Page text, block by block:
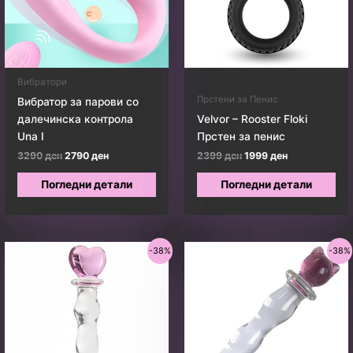
Вибратори
Вибратор за парови со
далечинска контрола
Una I
3290ден Original
was:
3290 ден.
2790денCurrent
is:
Погледни детали
Прстени за Пенис
Velvor – Rooster Floki
Прстен за пенис
2399ден Original
was:
2399 ден.
1999денCurrent
is:
Погледни детали
-38% -38%